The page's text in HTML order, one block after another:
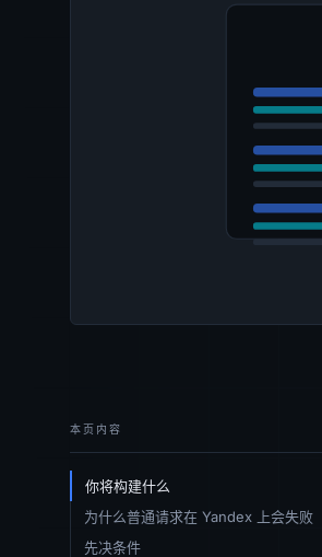
本页内容
你将构建什么
为什么普通请求在 Yandex 上会失败
先决条件